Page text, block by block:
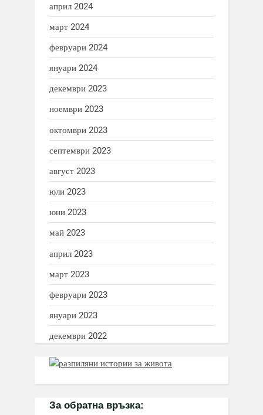
април 2024
март 2024
февруари 2024
януари 2024
декември 2023
ноември 2023
октомври 2023
септември 2023
август 2023
юли 2023
юни 2023
май 2023
април 2023
март 2023
февруари 2023
януари 2023
декември 2022
За обратна връзка: